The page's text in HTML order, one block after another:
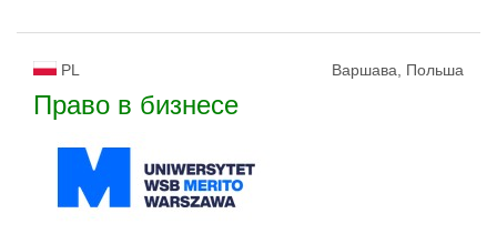
PL Варшава, Польша
Право в бизнесе